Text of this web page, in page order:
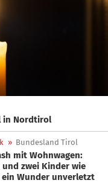
in Nordtirol
» Bundesland Tirol
und zwei Kinder wie
Wunder unverletzt